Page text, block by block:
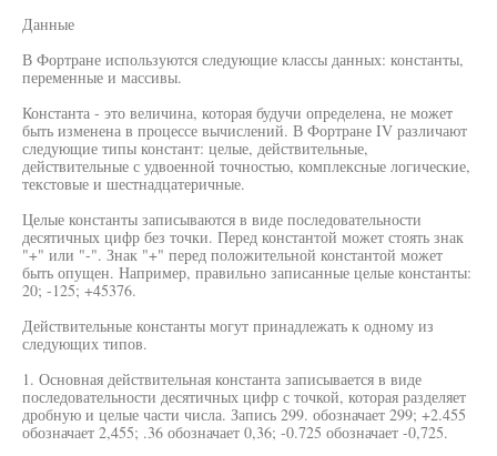
Данные
В Фортране используются следующие классы данных: константы,
переменные и массивы.
Константа - это величина, которая будучи определена, не может
быть изменена в процессе вычислений. В Фортране IV различают
следующие типы констант: целые, действительные,
действительные с удвоенной точностью, комплексные логические,
текстовые и шестнадцатеричные.
Целые константы записываются в виде последовательности
десятичных цифр без точки. Перед константой может стоять знак
"+" или "-". Знак "+" перед положительной константой может
быть опущен. Например, правильно записанные целые константы:
20; -125; +45376.
Действительные константы могут принадлежать к одному из
следующих типов.
1. Основная действительная константа записывается в виде
последовательности десятичных цифр с точкой, которая разделяет
дробную и целые части числа. Запись 299. обозначает 299; +2.455
обозначает 2,455; .36 обозначает 0,36; -0.725 обозначает -0,725.